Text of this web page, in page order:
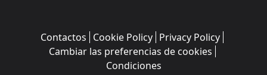
Contactos Cookie Policy Privacy Policy
Cambiar las preferencias de cookies
Condiciones